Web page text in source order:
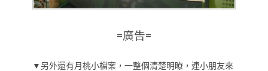
=廣告=
▼另外還有月桃小檔案，一整個清楚明瞭，連小朋友來